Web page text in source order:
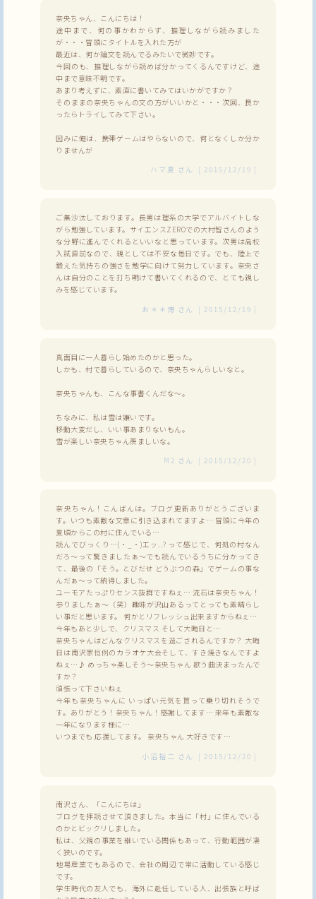
奈央ちゃん、こんにちは！
途中まで、何の事かわからず、推理しながら読みました
が・・・冒頭にタイトルを入れた方が
最近は、何か論文を読んでるみたいで微妙です。
今回のも、推理しながら読めば分かってくるんですけど、途
中まで意味不明です。
あまり考えずに、素直に書いてみてはいかがですか？
そのままの奈央ちゃんの文の方がいいかと・・・次回、良か
ったらトライしてみて下さい。
因みに俺は、携帯ゲームはやらないので、何となくしか分か
りませんが
ハマ夏 さん [ 2015/12/19 ]
ご無沙汰しております。長男は理系の大学でアルバイトしな
がら勉強しています。サイエンスZEROでの大村智さんのよう
な分野に進んでくれるといいなと思っています。次男は高校
入試直前なので、親としては不安な毎日です。でも、陸上で
鍛えた気持ちの強さを勉学に向けて努力しています。奈央さ
んは自分のことを打ち明けて書いてくれるので、とても親し
みを感じています。
お＊＊博 さん [ 2015/12/19 ]
真面目に一人暮らし始めたのかと思った。
しかも、村で暮らしているので、奈央ちゃんらしいなと。
奈央ちゃんも、こんな事書くんだな～。
ちなみに、私は雪は嫌いです。
移動大変だし、いい事あまりないもん。
雪が楽しい奈央ちゃん羨ましいな。
M2 さん [ 2015/12/20 ]
奈央ちゃん！こんばんは。ブログ更新ありがとうございま
す。いつも素敵な文章に引き込まれてますよ… 冒頭に今年の
夏頃からこの村に住んでいる…
読んでびっくり…(・_・)エッ..? って感じで、何処の村なん
だろ～って驚きましたぁ～でも読んでいるうちに分かってき
て、最後の「そう。とびだせ どうぶつの森」でゲームの事な
んだぁ～って納得しました。
ユーモアたっぷりセンス抜群ですねぇ… 流石は奈央ちゃん！
参りましたぁ～（笑）趣味が沢山あるってとっても素晴らし
い事だと思います。 何かとリフレッシュ出来ますからねぇ…
今年もあと少しで、クリスマス そして大晦日と…
奈央ちゃんはどんなクリスマスを過ごされるんですか？ 大晦
日は南沢家恒例のカラオケ大会そして、すき焼きなんですよ
ねぇ…♪ めっちゃ楽しそう～奈央ちゃん 歌う曲決まったんで
すか？
頑張って下さいねぇ
今年も奈央ちゃんに いっぱい元気を貰って乗り切れそうで
す。ありがとう！奈央ちゃん！感謝してます… 来年も素敵な
一年になります様に…
いつまでも 応援してます。 奈央ちゃん 大好きです…
小沼裕二 さん [ 2015/12/20 ]
南沢さん、「こんにちは」
ブログを拝読させて頂きました。本当に「村」に住んでいる
のかとビックリしました。
私は、父親の事業を継いでいる関係もあって、行動範囲が凄
く狭いのです。
地場産業でもあるので、会社の周辺で常に活動している感じ
です。
学生時代の友人でも、海外に赴任している人、出張族と呼ば